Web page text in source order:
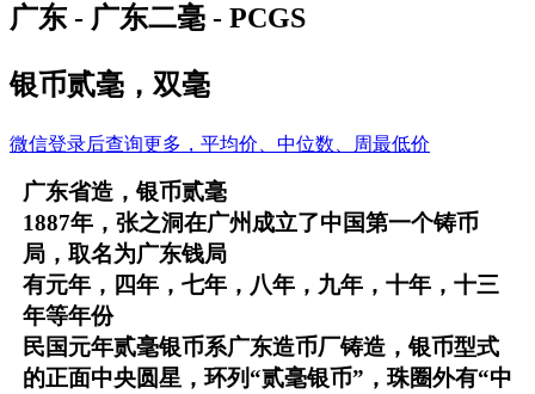
广东 - 广东二毫 - PCGS
银币贰毫，双毫
微信登录后查询更多，平均价、中位数、周最低价
广东省造，银币贰毫
1887年，张之洞在广州成立了中国第一个铸币
局，取名为广东钱局
有元年，四年，七年，八年，九年，十年，十三
年等年份
民国元年贰毫银币系广东造币厂铸造，银币型式
的正面中央圆星，环列“贰毫银币”，珠圈外有“中